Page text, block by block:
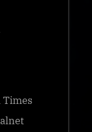
Times